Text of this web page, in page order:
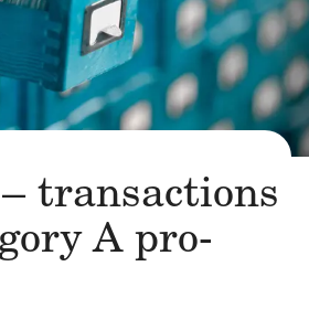
transac­tions
A pro­